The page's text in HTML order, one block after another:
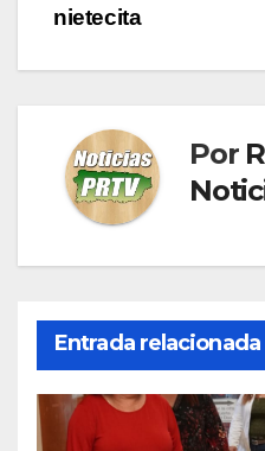
nietecita
Por
Entrada relacionada